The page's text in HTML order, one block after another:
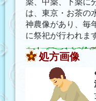
薬、中薬、下薬に
は、東京・お茶の
神農像があり、毎
に祭祀が行われま
処方画像